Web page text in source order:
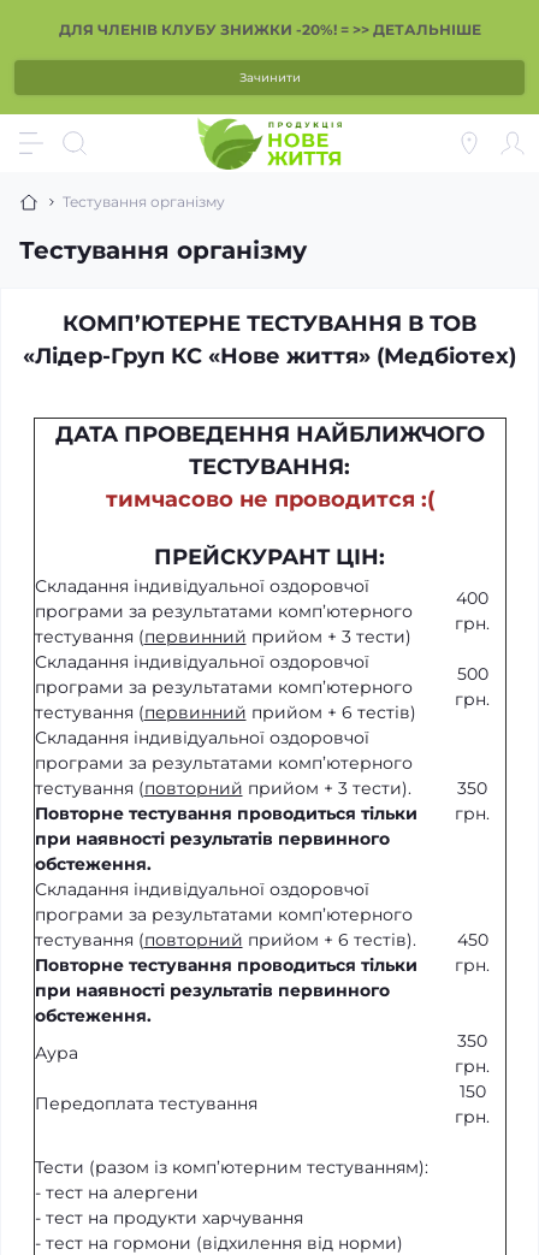
ДЛЯ ЧЛЕНІВ КЛУБУ ЗНИЖКИ -20%! = >> ДЕТАЛЬНІШЕ
Зачинити
Тестування організму
Тестування організму
КОМП’ЮТЕРНЕ ТЕСТУВАННЯ В ТОВ
«Лідер-Груп КС «Нове життя» (Медбіотех)
ДАТА ПРОВЕДЕННЯ НАЙБЛИЖЧОГО
ТЕСТУВАННЯ:
тимчасово не проводится :(
ПРЕЙСКУРАНТ ЦІН:
Складання індивідуальної оздоровчої
програми за результатами комп’ютерного
тестування (первинний прийом + 3 тести)
400
грн.
Складання індивідуальної оздоровчої
програми за результатами комп’ютерного
тестування (первинний прийом + 6 тестів)
500
грн.
Складання індивідуальної оздоровчої
програми за результатами комп’ютерного
тестування (повторний прийом + 3 тести).
Повторне тестування проводиться тільки
при наявності результатів первинного
обстеження.
350
грн.
Складання індивідуальної оздоровчої
програми за результатами комп’ютерного
тестування (повторний прийом + 6 тестів).
Повторне тестування проводиться тільки
при наявності результатів первинного
обстеження.
450
грн.
Аура
350
грн.
Передоплата тестування
150
грн.
Тести (разом із комп’ютерним тестуванням):
- тест на алергени
- тест на продукти харчування
- тест на гормони (відхилення від норми)